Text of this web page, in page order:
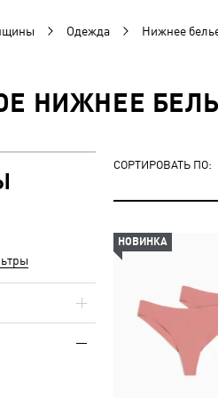
Одежда Нижнее
НИЖНЕЕ
СОРТИРОВАТЬ ПО:
НОВИНКА